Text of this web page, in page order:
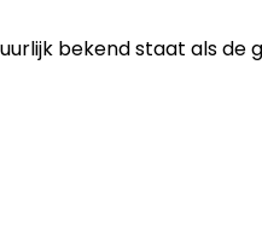
bekend staat als